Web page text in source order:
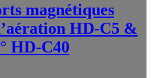
magnétiques
HD-C5 &
HD-C40